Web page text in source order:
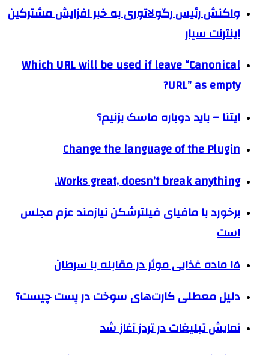
واکنش رئیس رگولاتوری به خبر افزایش مشترکین
اینترنت سیار
Which URL will be used if leave “Canonical
URL” as empty?
ايتنا – باید دوباره ماسک بزنیم؟‌
Change the language of the Plugin
Works great, doesn’t break anything.
برخورد با مافیای فیلترشکن نیازمند عزم مجلس
است
۱۵ ماده غذایی موثر در مقابله با سرطان
دلیل معطلی کارت‌های سوخت در پست چیست؟
نمایش تبلیغات در تردز آغاز شد